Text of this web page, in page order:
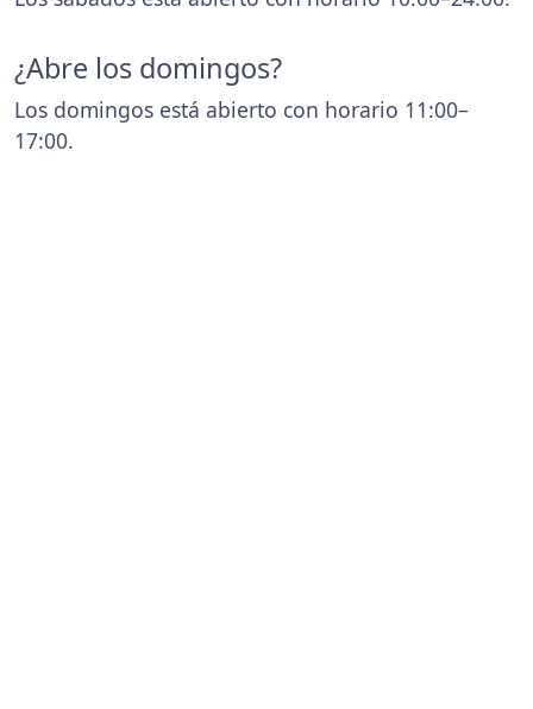
¿Abre los domingos?
Los domingos está abierto con horario 11:00–
17:00.